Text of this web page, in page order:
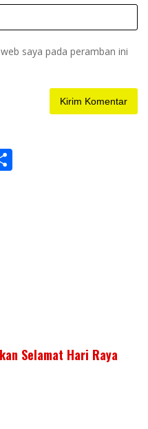
saya pada peramban ini
Selamat Hari Raya